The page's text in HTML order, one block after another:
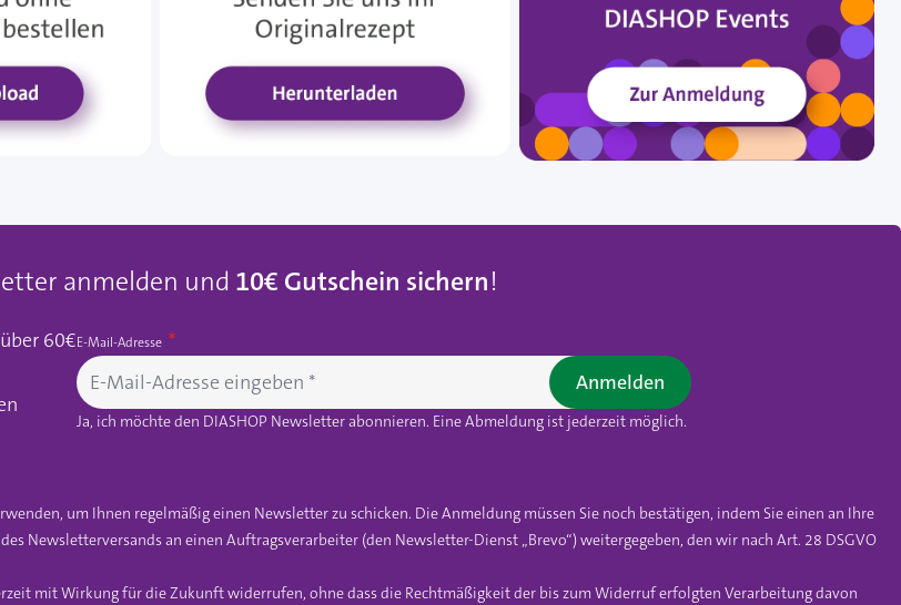
anmelden und 10€ Gutschein sichern!
60€E-Mail-Adresse
Ja, ich möchte den DIASHOP Newsletter abonnieren. Eine Abmeldung ist jederzeit möglich.
Anmelden
um Ihnen regelmäßig einen Newsletter zu schicken. Die Anmeldung müssen Sie noch bestätigen, indem Sie einen an Ihre
Newsletterversands an einen Auftragsverarbeiter (den Newsletter-Dienst „Brevo“) weitergegeben, den wir nach Art. 28 DSGVO
mit Wirkung für die Zukunft widerrufen, ohne dass die Rechtmäßigkeit der bis zum Widerruf erfolgten Verarbeitung davon